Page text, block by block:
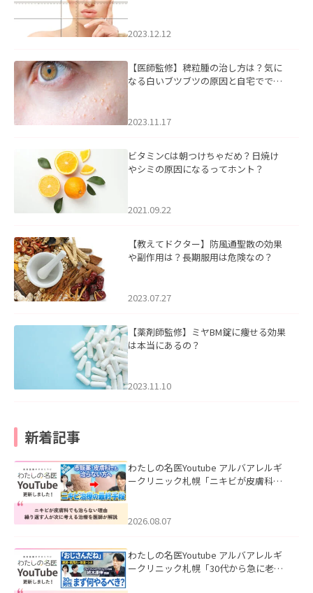
2023.12.12
【医師監修】稗粒腫の治し方は？気に
なる白いブツブツの原因と自宅ででき
2023.11.17
ビタミンCは朝つけちゃだめ？日焼け
やシミの原因になるってホント？
2021.09.22
【教えてドクター】防風通聖散の効果
や副作用は？長期服用は危険なの？
2023.07.27
【薬剤師監修】ミヤBM錠に痩せる効果
は本当にあるの？
2023.11.10
新着記事
わたしの名医Youtube アルバアレルギ
ークリニック札幌「ニキビが皮膚科で
ました。
2026.08.07
わたしの名医Youtube アルバアレルギ
ークリニック札幌「30代から急に老け